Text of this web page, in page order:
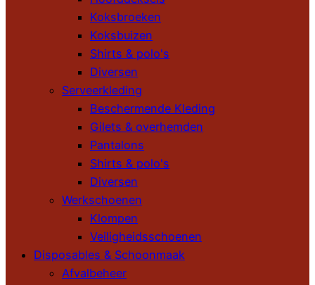
Koksbroeken
Koksbuizen
Shirts & polo's
Diversen
Serveerkleding
Beschermende Kleding
Gilets & overhemden
Pantalons
Shirts & polo's
Diversen
Werkschoenen
Klompen
Veiligheidsschoenen
Disposables & Schoonmaak
Afvalbeheer